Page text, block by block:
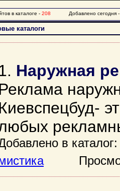
в каталоге - 208 Добавлено сегодня
каталоги
Наружная
в